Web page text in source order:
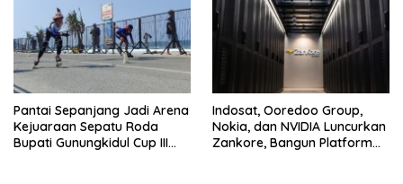
Pantai Sepanjang Jadi Arena
Kejuaraan Sepatu Roda
Bupati Gunungkidul Cup III
Indosat, Ooredoo Group,
Nokia, dan NVIDIA Luncurkan
Zankore, Bangun Platform